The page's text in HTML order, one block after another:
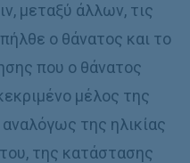
μεταξύ άλλων, τις
ο θάνατος και το
που ο θάνατος
μέλος της
της ηλικίας
της κατάστασης